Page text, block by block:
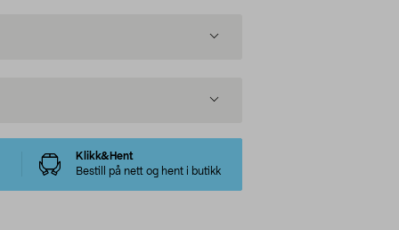
Klikk&Hent
Bestill på nett og hent i butikk